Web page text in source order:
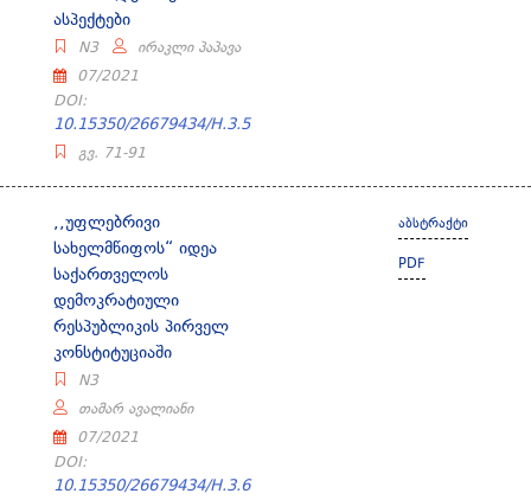
ასპექტები
N3
ირაკლი პაპავა
07/2021
DOI:
10.15350/26679434/H.3.5
გვ. 71-91
,,უფლებრივი
სახელმწიფოს“ იდეა
საქართველოს
დემოკრატიული
რესპუბლიკის პირველ
კონსტიტუციაში
N3
თამარ ავალიანი
07/2021
DOI:
10.15350/26679434/H.3.6
აბსტრაქტი
PDF